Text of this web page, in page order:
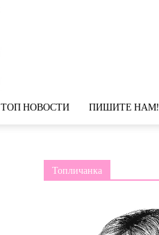
ТОП НОВОСТИ ПИШИТЕ НАМ!
Топличанка